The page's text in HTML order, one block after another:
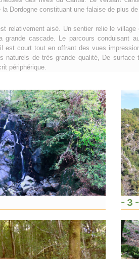
Dordogne constituant une falaise de plus
relativement aisé. Un sentier relie le
grande cascade. Le parcours conduisant
est court tout en offrant des vues
naturels de très grande qualité, De
périphérique.
- 3 -